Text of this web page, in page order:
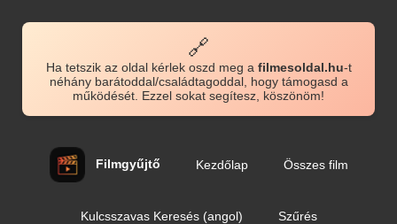
🔗
Ha tetszik az oldal kérlek oszd meg a filmesoldal.hu-t
néhány barátoddal/családtagoddal, hogy támogasd a
működését. Ezzel sokat segítesz, köszönöm!
Filmgyűjtő Kezdőlap Összes film
Kulcsszavas Keresés (angol) Szűrés